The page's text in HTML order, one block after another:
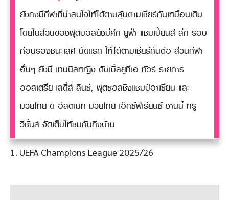
ยังคงมีกีฬาที่น่าสนใจให้ได้ตามลุ้นตามเชียร์กันเหมือนเดิม
โดยในส่วนของฟุตบอลยังมีศึก ยูฟ่า แชมเปี้ยนส์ ลีก รอบ
ก่อนรองชนะเลิศ นัดแรก ให้ได้ตามเชียร์กันต่อ ส่วนกีฬา
อื่นๆ ยังมี เทนนิสหญิง ดับเบิ้ลยูทีเอ ทัวร์ รายการ
ออสเตรีย เลดี้ส์ ลินซ์, ฟุตซอลชิงแชมป์อาเซียน และ
มวยไทย ดิ อัลติเมท มวยไทย เอ็กซ์พีเรียนซ์ งานนี้ ทรู
วิชั่นส์ จัดเต็มให้ชมกันถึงบ้าน
1. UEFA Champions League 2025/26